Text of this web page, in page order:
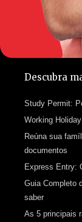
Descubra
Study Permit:
Working
Reúna sua
documentos
Express Entry:
Guia Completo
saber
As 5 principais